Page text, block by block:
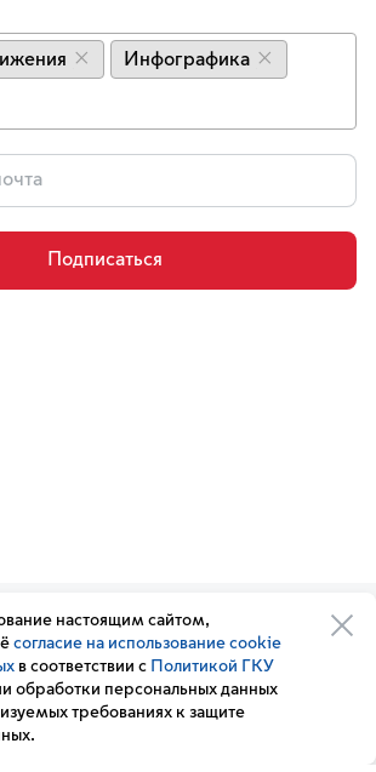
Инфографика
Подписаться
Обратная связь
Подписка
на новости
Вакансии
настоящим сайтом,
согласие на использование cookie
в соответствии с Политикой ГКУ
обработки персональных данных
требованиях к защите